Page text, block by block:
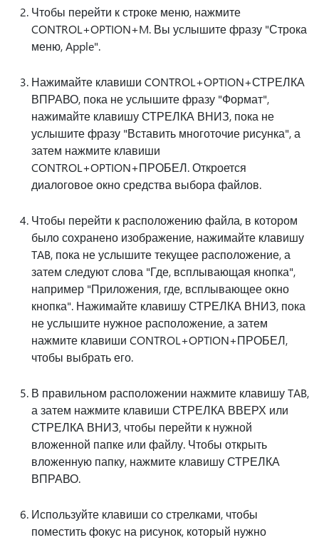
Чтобы перейти к строке меню, нажмите
CONTROL+OPTION+M. Вы услышите фразу "Строка
меню, Apple".
Нажимайте клавиши CONTROL+OPTION+СТРЕЛКА
ВПРАВО, пока не услышите фразу "Формат",
нажимайте клавишу СТРЕЛКА ВНИЗ, пока не
услышите фразу "Вставить многоточие рисунка", а
затем нажмите клавиши
CONTROL+OPTION+ПРОБЕЛ. Откроется
диалоговое окно средства выбора файлов.
Чтобы перейти к расположению файла, в котором
было сохранено изображение, нажимайте клавишу
TAB, пока не услышите текущее расположение, а
затем следуют слова "Где, всплывающая кнопка",
например "Приложения, где, всплывающее окно
кнопка". Нажимайте клавишу СТРЕЛКА ВНИЗ, пока
не услышите нужное расположение, а затем
нажмите клавиши CONTROL+OPTION+ПРОБЕЛ,
чтобы выбрать его.
В правильном расположении нажмите клавишу TAB,
а затем нажмите клавиши СТРЕЛКА ВВЕРХ или
СТРЕЛКА ВНИЗ, чтобы перейти к нужной
вложенной папке или файлу. Чтобы открыть
вложенную папку, нажмите клавишу СТРЕЛКА
ВПРАВО.
Используйте клавиши со стрелками, чтобы
поместить фокус на рисунок, который нужно